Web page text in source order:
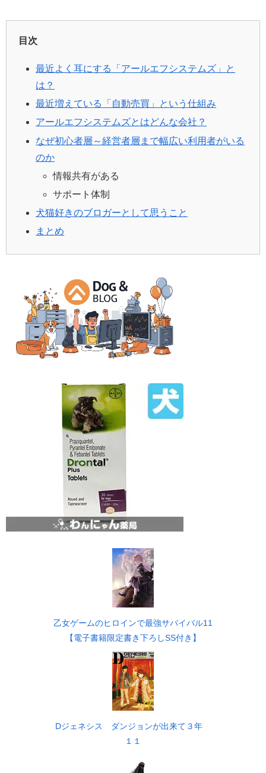
目次
最近よく耳にする「アールエフシステムズ」と
は？
最近増えている「自動売買」という仕組み
アールエフシステムズとはどんな会社？
なぜ初心者層～経営者層まで幅広い利用者がいる
のか
情報共有がある
サポート体制
犬猫好きのブロガーとして思うこと
まとめ
乙女ゲームのヒロインで最強サバイバル11
【電子書籍限定書き下ろしSS付き】
Dジェネシス ダンジョンが出来て３年
１１